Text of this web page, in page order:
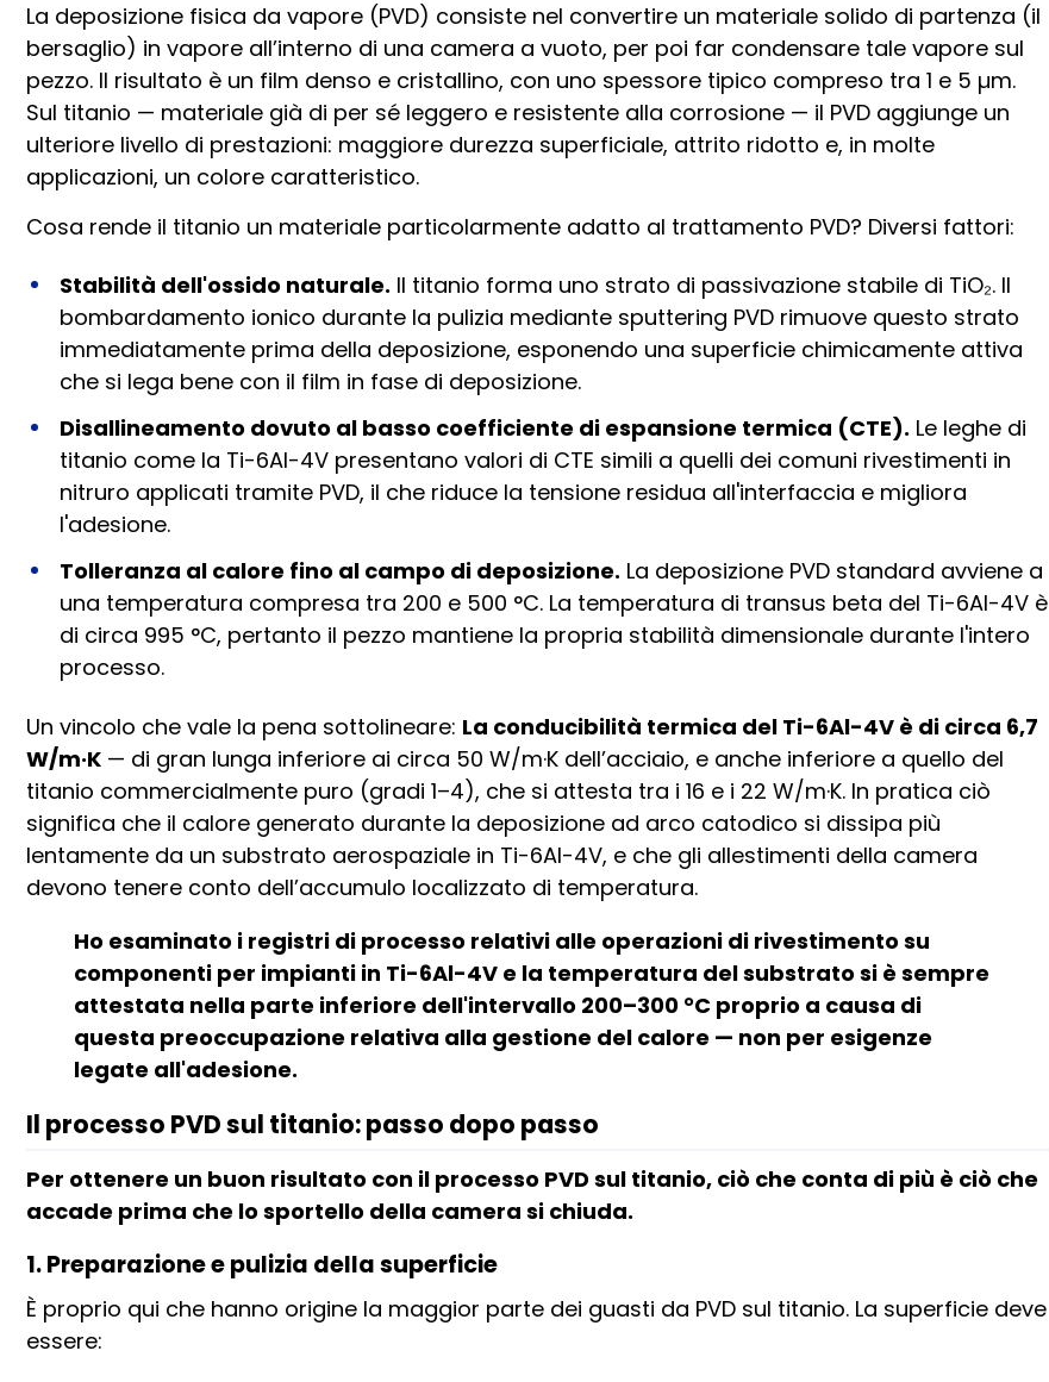
La deposizione fisica da vapore (PVD) consiste nel convertire un materiale solido di partenza (il
bersaglio) in vapore all’interno di una camera a vuoto, per poi far condensare tale vapore sul
pezzo. Il risultato è un film denso e cristallino, con uno spessore tipico compreso tra 1 e 5 µm.
Sul titanio — materiale già di per sé leggero e resistente alla corrosione — il PVD aggiunge un
ulteriore livello di prestazioni: maggiore durezza superficiale, attrito ridotto e, in molte
applicazioni, un colore caratteristico.
Cosa rende il titanio un materiale particolarmente adatto al trattamento PVD? Diversi fattori:
Stabilità dell'ossido naturale. Il titanio forma uno strato di passivazione stabile di TiO₂. Il
bombardamento ionico durante la pulizia mediante sputtering PVD rimuove questo strato
immediatamente prima della deposizione, esponendo una superficie chimicamente attiva
che si lega bene con il film in fase di deposizione.
Disallineamento dovuto al basso coefficiente di espansione termica (CTE). Le leghe di
titanio come la Ti-6Al-4V presentano valori di CTE simili a quelli dei comuni rivestimenti in
nitruro applicati tramite PVD, il che riduce la tensione residua all'interfaccia e migliora
l'adesione.
Tolleranza al calore fino al campo di deposizione. La deposizione PVD standard avviene a
una temperatura compresa tra 200 e 500 °C. La temperatura di transus beta del Ti-6Al-4V è
di circa 995 °C, pertanto il pezzo mantiene la propria stabilità dimensionale durante l'intero
processo.
Un vincolo che vale la pena sottolineare: La conducibilità termica del Ti-6Al-4V è di circa 6,7
W/m·K — di gran lunga inferiore ai circa 50 W/m·K dell’acciaio, e anche inferiore a quello del
titanio commercialmente puro (gradi 1–4), che si attesta tra i 16 e i 22 W/m·K. In pratica ciò
significa che il calore generato durante la deposizione ad arco catodico si dissipa più
lentamente da un substrato aerospaziale in Ti-6Al-4V, e che gli allestimenti della camera
devono tenere conto dell’accumulo localizzato di temperatura.
Ho esaminato i registri di processo relativi alle operazioni di rivestimento su
componenti per impianti in Ti-6Al-4V e la temperatura del substrato si è sempre
attestata nella parte inferiore dell'intervallo 200–300 °C proprio a causa di
questa preoccupazione relativa alla gestione del calore — non per esigenze
legate all'adesione.
Il processo PVD sul titanio: passo dopo passo
Per ottenere un buon risultato con il processo PVD sul titanio, ciò che conta di più è ciò che
accade prima che lo sportello della camera si chiuda.
1. Preparazione e pulizia della superficie
È proprio qui che hanno origine la maggior parte dei guasti da PVD sul titanio. La superficie deve
essere: